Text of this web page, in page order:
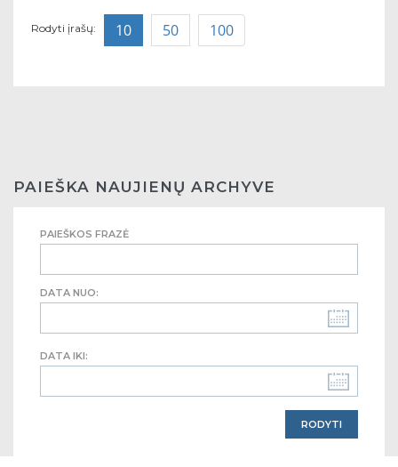
Rodyti įrašų: 10 50 100
PAIEŠKA NAUJIENŲ ARCHYVE
PAIEŠKOS FRAZĖ
DATA NUO:
DATA IKI: